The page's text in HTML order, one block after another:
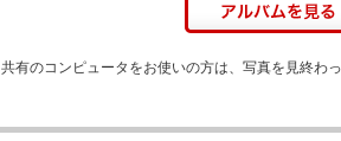
共有のコンピュータをお使いの方は、写真を見終わ